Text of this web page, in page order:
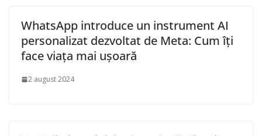
WhatsApp introduce un instrument AI
personalizat dezvoltat de Meta: Cum îți
face viața mai ușoară
2 august 2024